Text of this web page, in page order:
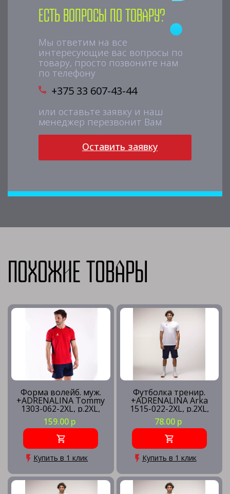
Есть вопросы по товару?
Мы ответим на все
интересующие вас вопросы по
товару, просто позвоните нам
по телефону
+375 33 607-43-44
или оставьте заявку и наш
менеджер перезвонит Вам
Оставить заявку
Похожие товары
Форма волейб. муж.
+ADRENALINA Tommy
1303-062-2XL, р.2XL,
100% полиэстер,
красно-синий
159.00 р
Купить в 1 клик
Футболка тренир.
+ADRENALINA Arka
1515-022-2XL, р.2XL,
полиэстер, хлопок,
вискоза, белый
78.00 р
Купить в 1 клик